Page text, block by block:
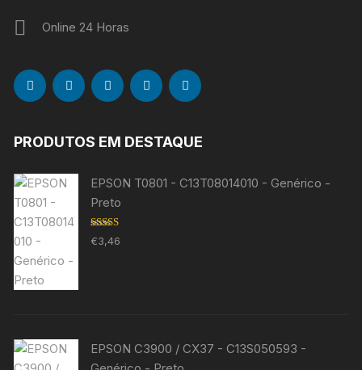
Online 24 Horas
PRODUTOS EM DESTAQUE
EPSON T0801 - C13T08014010 - Genérico -
Preto
Avaliação
5.00 de 5
€3,46
EPSON C3900 / CX37 - C13S050593 -